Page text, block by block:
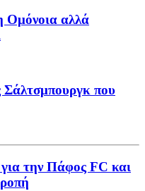
Ομόνοια αλλά
που
την Πάφος FC και